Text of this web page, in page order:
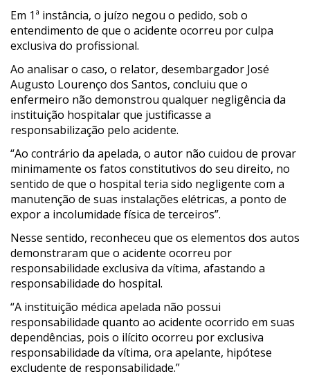
Em 1ª instância, o juízo negou o pedido, sob o
entendimento de que o acidente ocorreu por culpa
exclusiva do profissional.
Ao analisar o caso, o relator, desembargador José
Augusto Lourenço dos Santos, concluiu que o
enfermeiro não demonstrou qualquer negligência da
instituição hospitalar que justificasse a
responsabilização pelo acidente.
“Ao contrário da apelada, o autor não cuidou de provar
minimamente os fatos constitutivos do seu direito, no
sentido de que o hospital teria sido negligente com a
manutenção de suas instalações elétricas, a ponto de
expor a incolumidade física de terceiros”.
Nesse sentido, reconheceu que os elementos dos autos
demonstraram que o acidente ocorreu por
responsabilidade exclusiva da vítima, afastando a
responsabilidade do hospital.
“A instituição médica apelada não possui
responsabilidade quanto ao acidente ocorrido em suas
dependências, pois o ilícito ocorreu por exclusiva
responsabilidade da vítima, ora apelante, hipótese
excludente de responsabilidade.”